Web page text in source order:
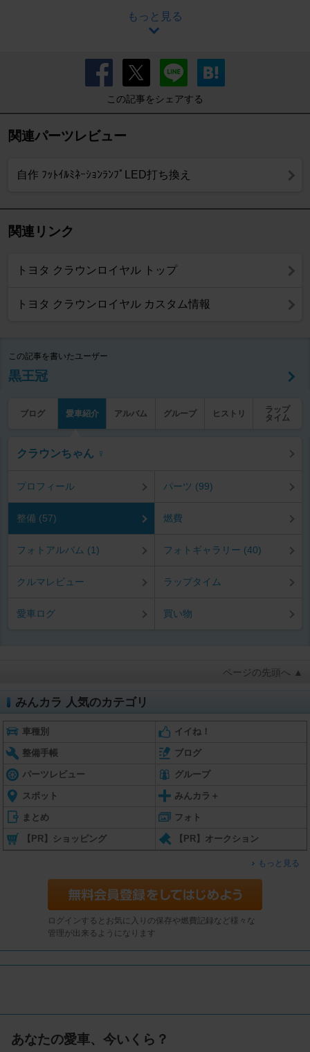
もっと見る
この記事をシェアする
関連パーツレビュー
自作 ﾌｯﾄｲﾙﾐﾈｰｼｮﾝﾗﾝﾌﾟLED打ち換え
関連リンク
トヨタ クラウンロイヤル トップ
トヨタ クラウンロイヤル カスタム情報
この記事を書いたユーザー
黒王冠
ブログ 愛車紹介 アルバム グループ ヒストリ
ラップ
タイム
クラウンちゃん ♀
プロフィール パーツ (99)
整備 (57) 燃費
フォトアルバム (1) フォトギャラリー (40)
クルマレビュー ラップタイム
愛車ログ 買い物
ページの先頭へ ▲
みんカラ 人気のカテゴリ
車種別 イイね！
整備手帳 ブログ
パーツレビュー グループ
スポット みんカラ＋
まとめ フォト
【PR】ショッピング 【PR】オークション
もっと見る
ログインするとお気に入りの保存や燃費記録など様々な
管理が出来るようになります
あなたの愛車、今いくら？